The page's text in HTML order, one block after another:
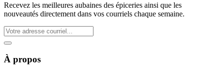
Recevez les meilleures aubaines des épiceries ainsi que les
nouveautés directement dans vos courriels chaque semaine.
À propos